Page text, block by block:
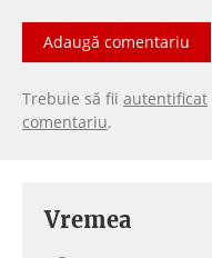
Adaugă comentariu
Trebuie să fii autentificat
comentariu.
Vremea